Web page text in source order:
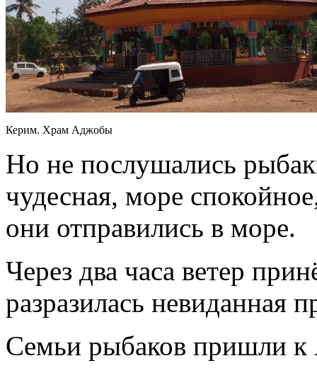
Керим. Храм Аджобы
Но не послушались
чудесная, море
они отправились в море.
Через два часа ветер
разразилась невиданная
Семьи рыбаков пришли к